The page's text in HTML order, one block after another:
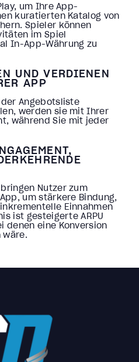
um Ihre App-
kuratierten Katalog von
Spieler können
im Spiel
In-App-Währung zu
UND VERDIENEN
APP
Angebotsliste
werden sie mit Ihrer
während Sie mit jeder
Nutzer zum
um stärkere Bindung,
Einnahmen
ist gesteigerte ARPU
denen eine Konversion
wäre.